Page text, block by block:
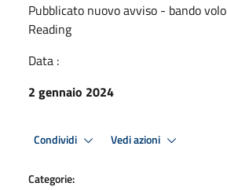
Pubblicato nuovo avviso - bando
Reading
Data :
2 gennaio 2024
Condividi Vedi azioni
Categorie: